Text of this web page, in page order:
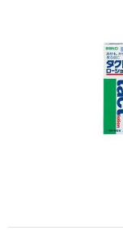
作業場所の衛生管理
作業時につかうもの
スタジオ用品